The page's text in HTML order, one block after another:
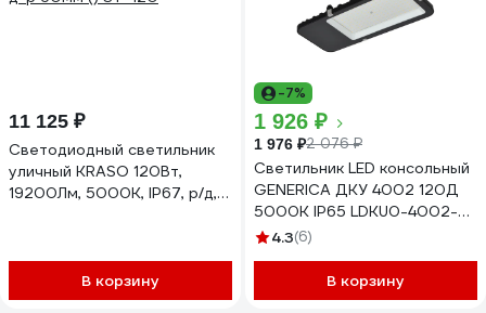
11 125 ₽
Cветодиодный светильник
уличный KRASO 120Вт,
19200Лм, 5000К, IP67, р/д,
В корзину
-7%
1 926 ₽
1 976 ₽2 076 ₽
Светильник LED консольный
GENERICA ДКУ 4002 120Д
5000К IP65 LDKU0-4002-
120-5000-K03-G
4.3(6)
В корзину